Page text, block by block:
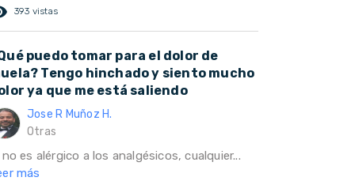
393 vistas
puedo tomar para el dolor de
Tengo hinchado y siento mucho
ya que me está saliendo
Jose R Muñoz H.
Otras
no es alérgico a los analgésicos, cualquier...
más